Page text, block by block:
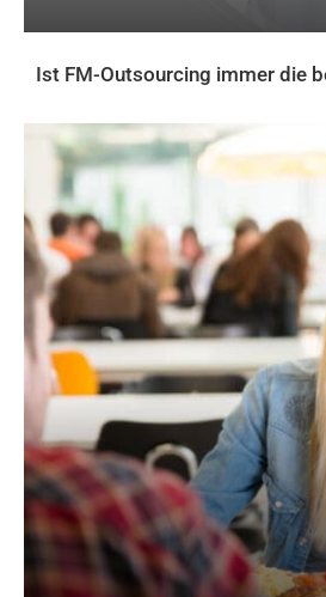
Ist FM-Outsourcing immer die